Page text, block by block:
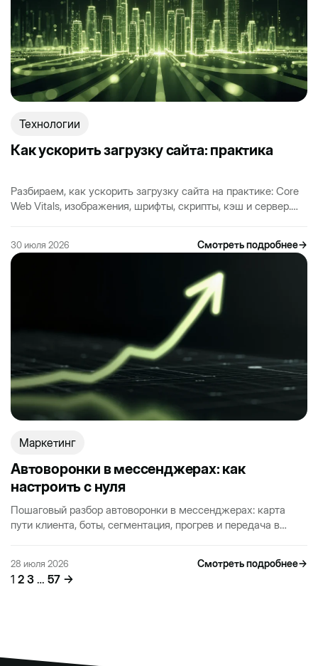
Технологии
Как ускорить загрузку сайта: практика
Разбираем, как ускорить загрузку сайта на практике: Core
Web Vitals, изображения, шрифты, скрипты, кэш и сервер.
30 июля 2026 Смотреть подробнее→
Маркетинг
Автоворонки в мессенджерах: как
настроить с нуля
Пошаговый разбор автоворонки в мессенджерах: карта
пути клиента, боты, сегментация, прогрев и передача в
28 июля 2026 Смотреть подробнее→
Пагинация
1 2 3 … 57 →